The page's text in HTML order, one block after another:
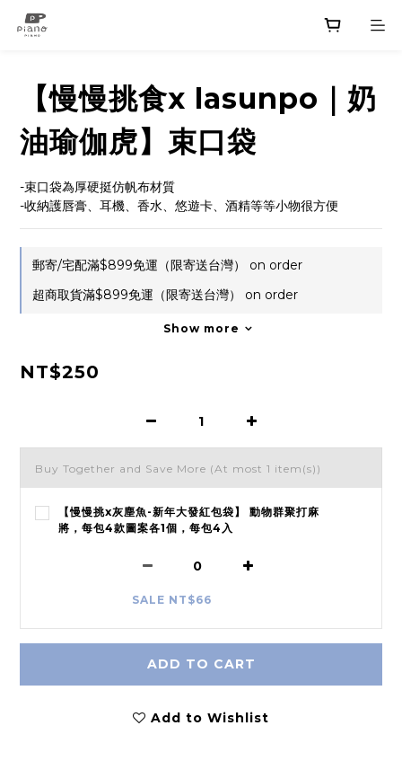
【慢慢挑食x lasunpo｜奶
油瑜伽虎】束口袋
-束口袋為厚硬挺仿帆布材質
-收納護唇膏、耳機、香水、悠遊卡、酒精等等小物很方便
郵寄/宅配滿$899免運（限寄送台灣） on order
超商取貨滿$899免運（限寄送台灣） on order
Show more
NT$250
Buy Together and Save More (At most 1 item(s))
【慢慢挑x灰塵魚-新年大發紅包袋】 動物群聚打麻
將，每包4款圖案各1個，每包4入
SALE NT$66
ADD TO CART
Add to Wishlist